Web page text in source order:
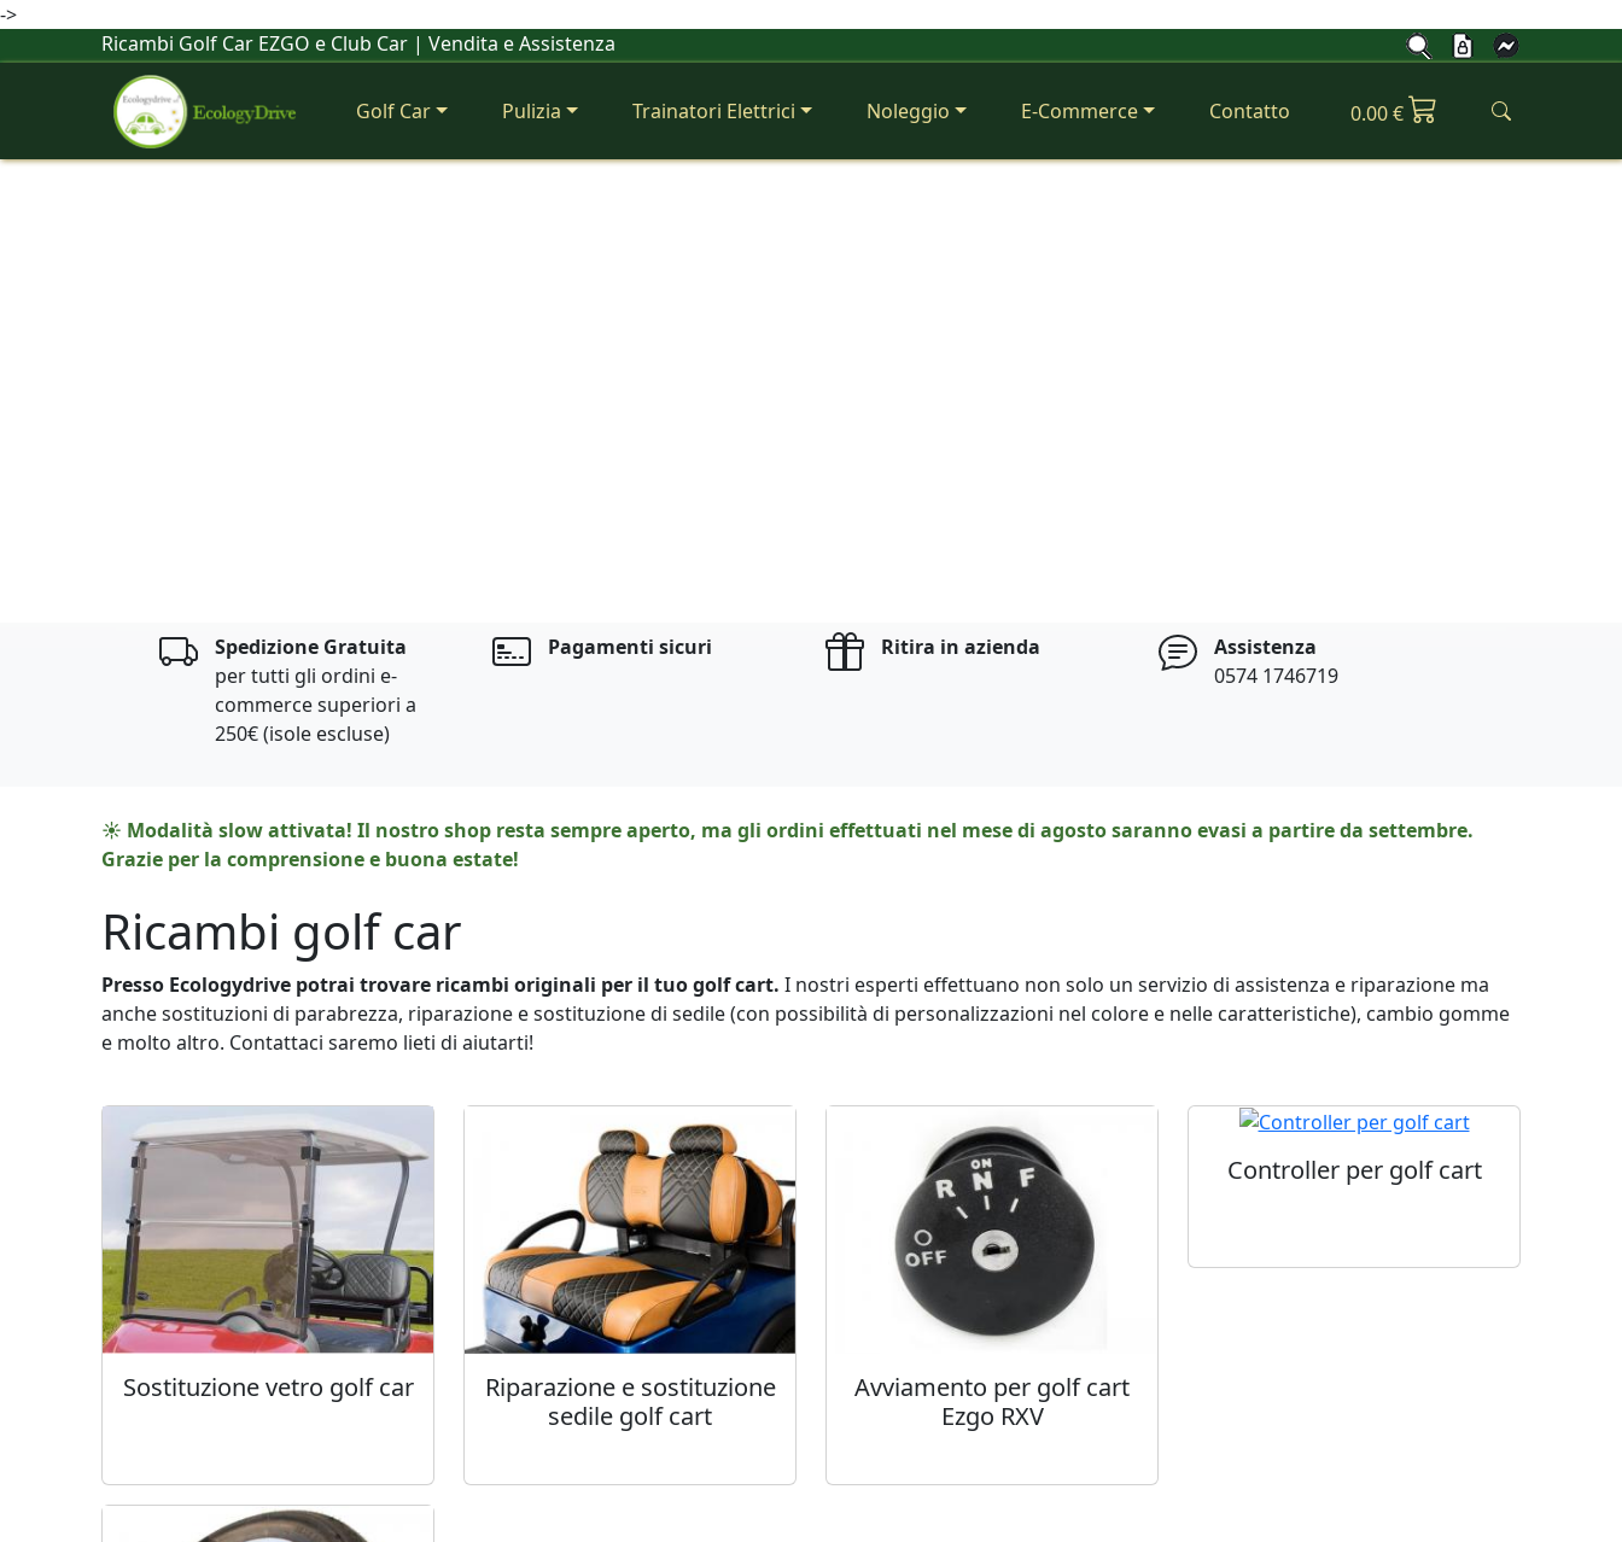
->
Ricambi Golf Car EZGO e Club Car | Vendita e Assistenza
Golf Car Pulizia Trainatori Elettrici Noleggio E-Commerce Contatto 0.00 €
Spedizione Gratuita
per tutti gli ordini e-
commerce superiori a
250€ (isole escluse)
Pagamenti sicuri Ritira in azienda
Assistenza
0574 1746719
☀️ Modalità slow attivata! Il nostro shop resta sempre aperto, ma gli ordini effettuati nel mese di agosto saranno evasi a partire da settembre.
Grazie per la comprensione e buona estate!
Ricambi golf car
Presso Ecologydrive potrai trovare ricambi originali per il tuo golf cart. I nostri esperti effettuano non solo un servizio di assistenza e riparazione ma
anche sostituzioni di parabrezza, riparazione e sostituzione di sedile (con possibilità di personalizzazioni nel colore e nelle caratteristiche), cambio gomme
e molto altro. Contattaci saremo lieti di aiutarti!
Sostituzione vetro golf car
Riparazione e sostituzione
sedile golf cart
Avviamento per golf cart
Ezgo RXV
Controller per golf cart